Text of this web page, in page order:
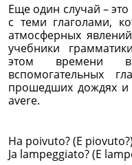
Еще один случай –
с теми глаголами,
атмосферных
учебники
этом времени
вспомогательных
прошедших дождях и
avere.
Ha poivuto? (E
Ja lampeggiato? (E